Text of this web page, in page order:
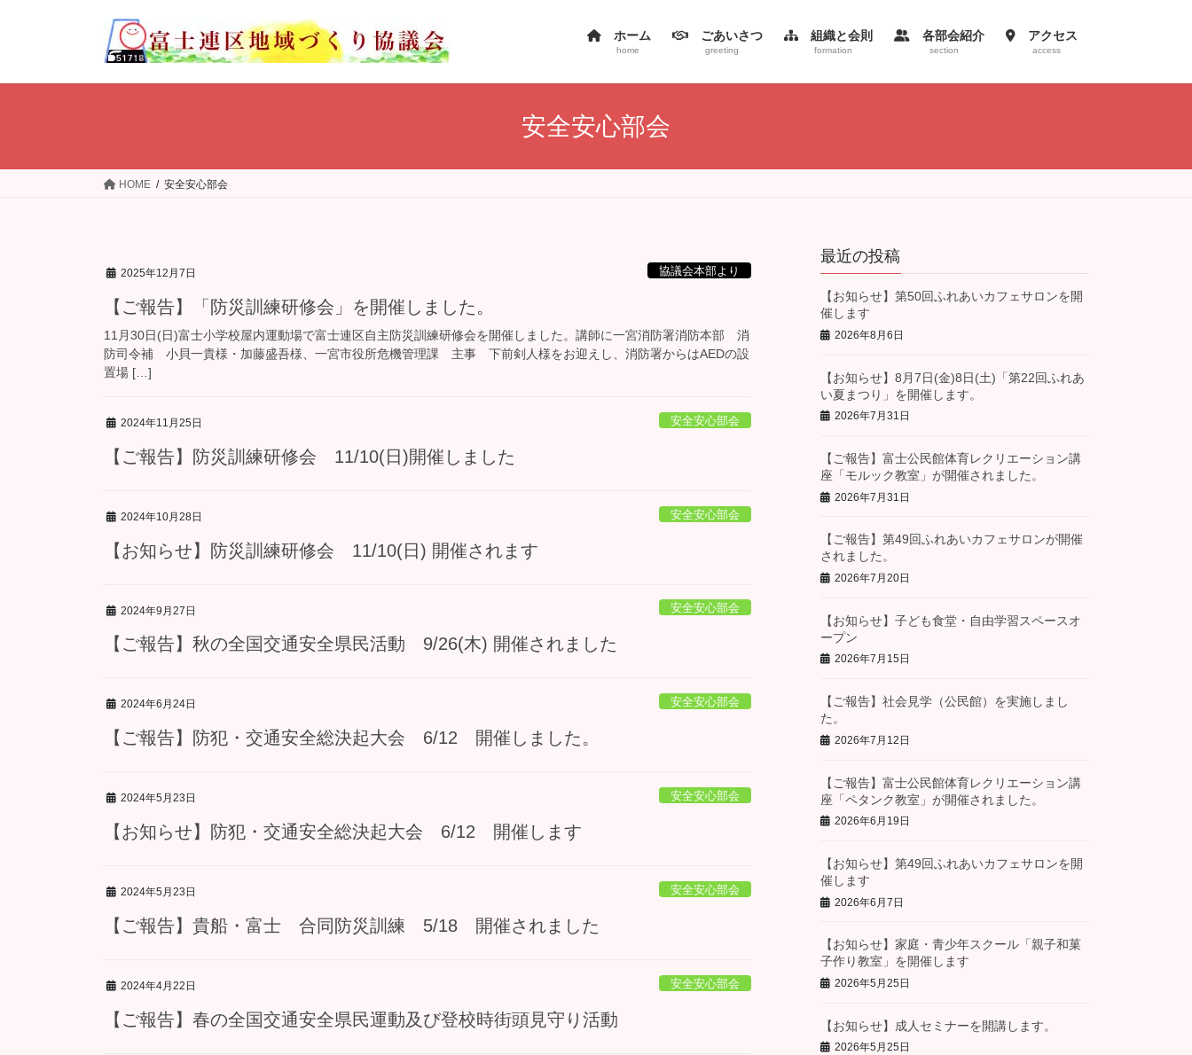
ホーム
home
ごあいさつ
greeting
組織と会則
formation
各部会紹介
section
アクセス
access
安全安心部会
HOME 安全安心部会
2025年12月7日 協議会本部より
【ご報告】「防災訓練研修会」を開催しました。
11月30日(日)富士小学校屋内運動場で富士連区自主防災訓練研修会を開催しました。講師に一宮消防署消防本部 消
防司令補 小貝一貴様・加藤盛吾様、一宮市役所危機管理課 主事 下前剣人様をお迎えし、消防署からはAEDの設
置場 […]
2024年11月25日 安全安心部会
【ご報告】防災訓練研修会 11/10(日)開催しました
2024年10月28日 安全安心部会
【お知らせ】防災訓練研修会 11/10(日) 開催されます
2024年9月27日 安全安心部会
【ご報告】秋の全国交通安全県民活動 9/26(木) 開催されました
2024年6月24日 安全安心部会
【ご報告】防犯・交通安全総決起大会 6/12 開催しました。
2024年5月23日 安全安心部会
【お知らせ】防犯・交通安全総決起大会 6/12 開催します
2024年5月23日 安全安心部会
【ご報告】貴船・富士 合同防災訓練 5/18 開催されました
2024年4月22日 安全安心部会
【ご報告】春の全国交通安全県民運動及び登校時街頭見守り活動
最近の投稿
【お知らせ】第50回ふれあいカフェサロンを開
催します
2026年8月6日
【お知らせ】8月7日(金)8日(土)「第22回ふれあ
い夏まつり」を開催します。
2026年7月31日
【ご報告】富士公民館体育レクリエーション講
座「モルック教室」が開催されました。
2026年7月31日
【ご報告】第49回ふれあいカフェサロンが開催
されました。
2026年7月20日
【お知らせ】子ども食堂・自由学習スペースオ
ープン
2026年7月15日
【ご報告】社会見学（公民館）を実施しまし
た。
2026年7月12日
【ご報告】富士公民館体育レクリエーション講
座「ペタンク教室」が開催されました。
2026年6月19日
【お知らせ】第49回ふれあいカフェサロンを開
催します
2026年6月7日
【お知らせ】家庭・青少年スクール「親子和菓
子作り教室」を開催します
2026年5月25日
【お知らせ】成人セミナーを開講します。
2026年5月25日